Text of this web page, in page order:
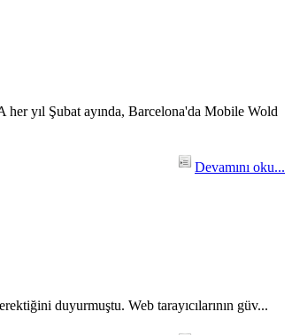
yıl Şubat ayında, Barcelona'da Mobile Wold
Devamını oku...
duyurmuştu. Web tarayıcılarının güv...